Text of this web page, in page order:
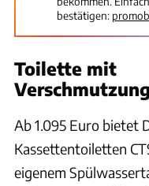
bestätigen:
Toilette mit
Ab 1.095 Euro bietet
Kassettentoiletten
eigenem